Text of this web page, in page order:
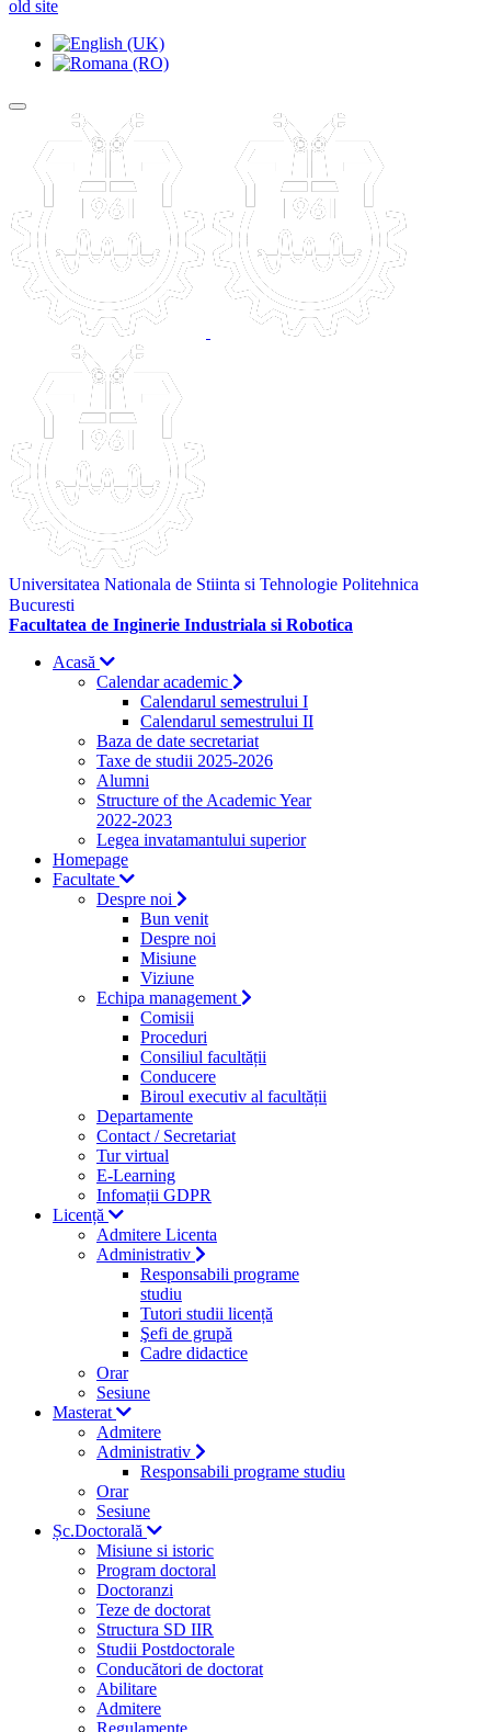
old site
Universitatea Nationala de Stiinta si Tehnologie Politehnica
Bucuresti
Facultatea de Inginerie Industriala si Robotica
Acasă
Calendar academic
Calendarul semestrului I
Calendarul semestrului II
Baza de date secretariat
Taxe de studii 2025-2026
Alumni
Structure of the Academic Year
2022-2023
Legea invatamantului superior
Homepage
Facultate
Despre noi
Bun venit
Despre noi
Misiune
Viziune
Echipa management
Comisii
Proceduri
Consiliul facultății
Conducere
Biroul executiv al facultății
Departamente
Contact / Secretariat
Tur virtual
E-Learning
Infomații GDPR
Licență
Admitere Licenta
Administrativ
Responsabili programe
studiu
Tutori studii licență
Şefi de grupă
Cadre didactice
Orar
Sesiune
Masterat
Admitere
Administrativ
Responsabili programe studiu
Orar
Sesiune
Șc.Doctorală
Misiune si istoric
Program doctoral
Doctoranzi
Teze de doctorat
Structura SD IIR
Studii Postdoctorale
Conducători de doctorat
Abilitare
Admitere
Regulamente